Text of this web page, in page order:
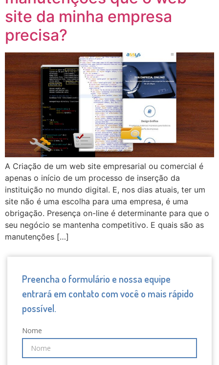
site da minha empresa
precisa?
A Criação de um web site empresarial ou comercial é
apenas o início de um processo de inserção da
instituição no mundo digital. E, nos dias atuais, ter um
site não é uma escolha para uma empresa, é uma
obrigação. Presença on-line é determinante para que o
seu negócio se mantenha competitivo. E quais são as
manutenções […]
Preencha o formulário e nossa equipe
entrará em contato com você o mais rápido
possível.
Nome